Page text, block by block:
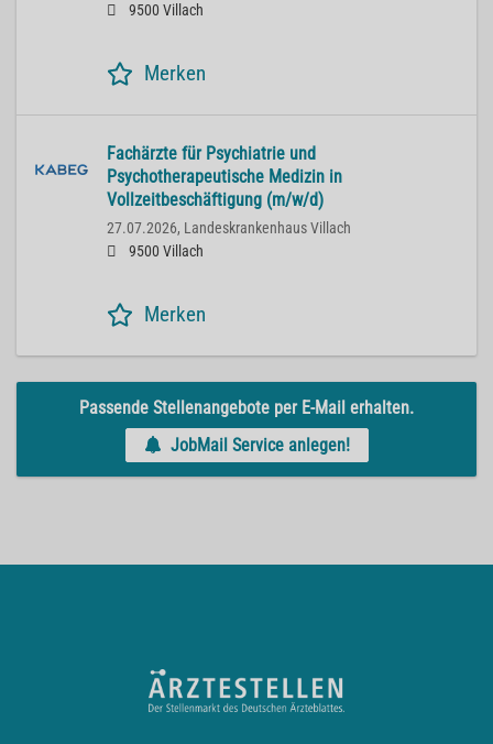
9500 Villach
Merken
Fachärzte für Psychiatrie und
Psychotherapeutische Medizin in
Vollzeitbeschäftigung (m/w/d)
27.07.2026, Landeskrankenhaus Villach
9500 Villach
Merken
Passende Stellenangebote per E-Mail erhalten.
JobMail Service anlegen!